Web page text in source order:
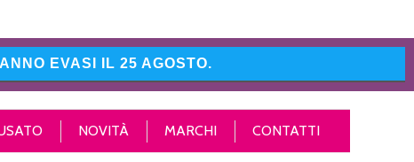
EVASI IL 25 AGOSTO.
NOVITÀ MARCHI CONTATTI